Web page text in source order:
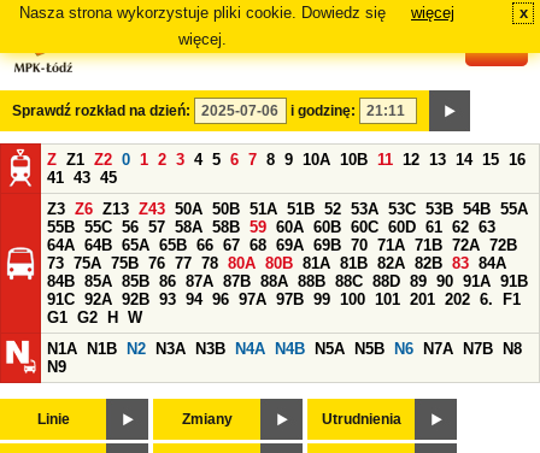
Nasza strona wykorzystuje pliki cookie. Dowiedz się
więcej.
więcej x
Sprawdź rozkład na dzień: i godzinę:
Z Z1 Z2 0 1 2 3 4 5 6 7 8 9 10A 10B 11 12 13 14 15 16
41 43 45
Z3 Z6 Z13 Z43 50A 50B 51A 51B 52 53A 53C 53B 54B 55A
55B 55C 56 57 58A 58B 59 60A 60B 60C 60D 61 62 63
64A 64B 65A 65B 66 67 68 69A 69B 70 71A 71B 72A 72B
73 75A 75B 76 77 78 80A 80B 81A 81B 82A 82B 83 84A
84B 85A 85B 86 87A 87B 88A 88B 88C 88D 89 90 91A 91B
91C 92A 92B 93 94 96 97A 97B 99 100 101 201 202 6.
F1
G1 G2 H
W
N1A
N1B N2 N3A N3B N4A N4B N5A N5B N6 N7A N7B
N8
N9
Linie Zmiany Utrudnienia